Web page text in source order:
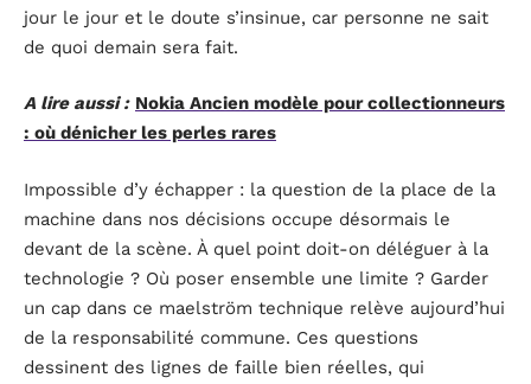
jour le jour et le doute s’insinue, car personne ne sait
de quoi demain sera fait.
A lire aussi : Nokia Ancien modèle pour collectionneurs
: où dénicher les perles rares
Impossible d’y échapper : la question de la place de la
machine dans nos décisions occupe désormais le
devant de la scène. À quel point doit-on déléguer à la
technologie ? Où poser ensemble une limite ? Garder
un cap dans ce maelström technique relève aujourd’hui
de la responsabilité commune. Ces questions
dessinent des lignes de faille bien réelles, qui